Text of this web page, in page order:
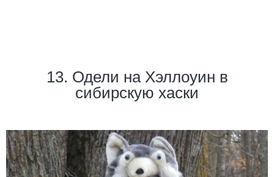
13. Одели на Хэллоуин в
сибирскую хаски